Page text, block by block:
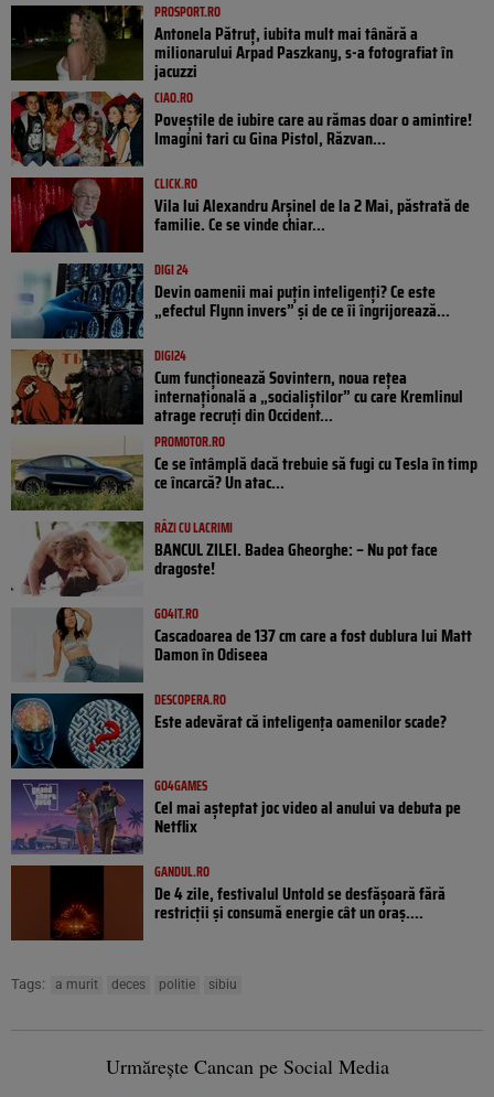
PROSPORT.RO
Antonela Pătruț, iubita mult mai tânără a
milionarului Arpad Paszkany, s-a fotografiat în
jacuzzi
CIAO.RO
Poveştile de iubire care au rămas doar o amintire!
Imagini tari cu Gina Pistol, Răzvan...
CLICK.RO
Vila lui Alexandru Arșinel de la 2 Mai, păstrată de
familie. Ce se vinde chiar...
DIGI 24
Devin oamenii mai puțin inteligenți? Ce este
„efectul Flynn invers” și de ce îi îngrijorează...
DIGI24
Cum funcționează Sovintern, noua rețea
internațională a „socialiștilor” cu care Kremlinul
atrage recruți din Occident...
PROMOTOR.RO
Ce se întâmplă dacă trebuie să fugi cu Tesla în timp
ce încarcă? Un atac...
RÂZI CU LACRIMI
BANCUL ZILEI. Badea Gheorghe: – Nu pot face
dragoste!
GO4IT.RO
Cascadoarea de 137 cm care a fost dublura lui Matt
Damon în Odiseea
DESCOPERA.RO
Este adevărat că inteligența oamenilor scade?
GO4GAMES
Cel mai așteptat joc video al anului va debuta pe
Netflix
GANDUL.RO
De 4 zile, festivalul Untold se desfășoară fără
restricții și consumă energie cât un oraș....
Tags: a murit deces politie sibiu
Urmărește Cancan pe Social Media